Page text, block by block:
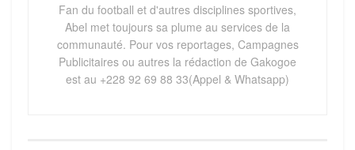
Fan du football et d'autres disciplines sportives,
Abel met toujours sa plume au services de la
communauté. Pour vos reportages, Campagnes
Publicitaires ou autres la rédaction de Gakogoe
est au +228 92 69 88 33(Appel & Whatsapp)